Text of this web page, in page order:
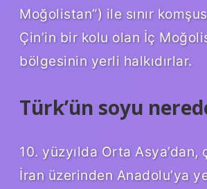
Moğolistan”) ile sınır
Çin’in bir kolu olan İç
bölgesinin yerli halkıdırlar.
Türk’ün soyu
10. yüzyılda Orta Asya’dan,
İran üzerinden Anadolu’ya